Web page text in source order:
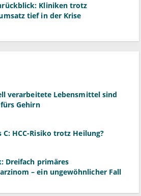
Kliniken trotz
tief in der Krise
verarbeitete Lebensmittel sind
Gehirn
HCC-Risiko trotz Heilung?
Dreifach primäres
– ein ungewöhnlicher Fall